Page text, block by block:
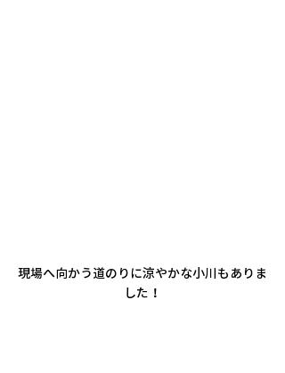
現場へ向かう道のりに涼やかな小川もありま
した！